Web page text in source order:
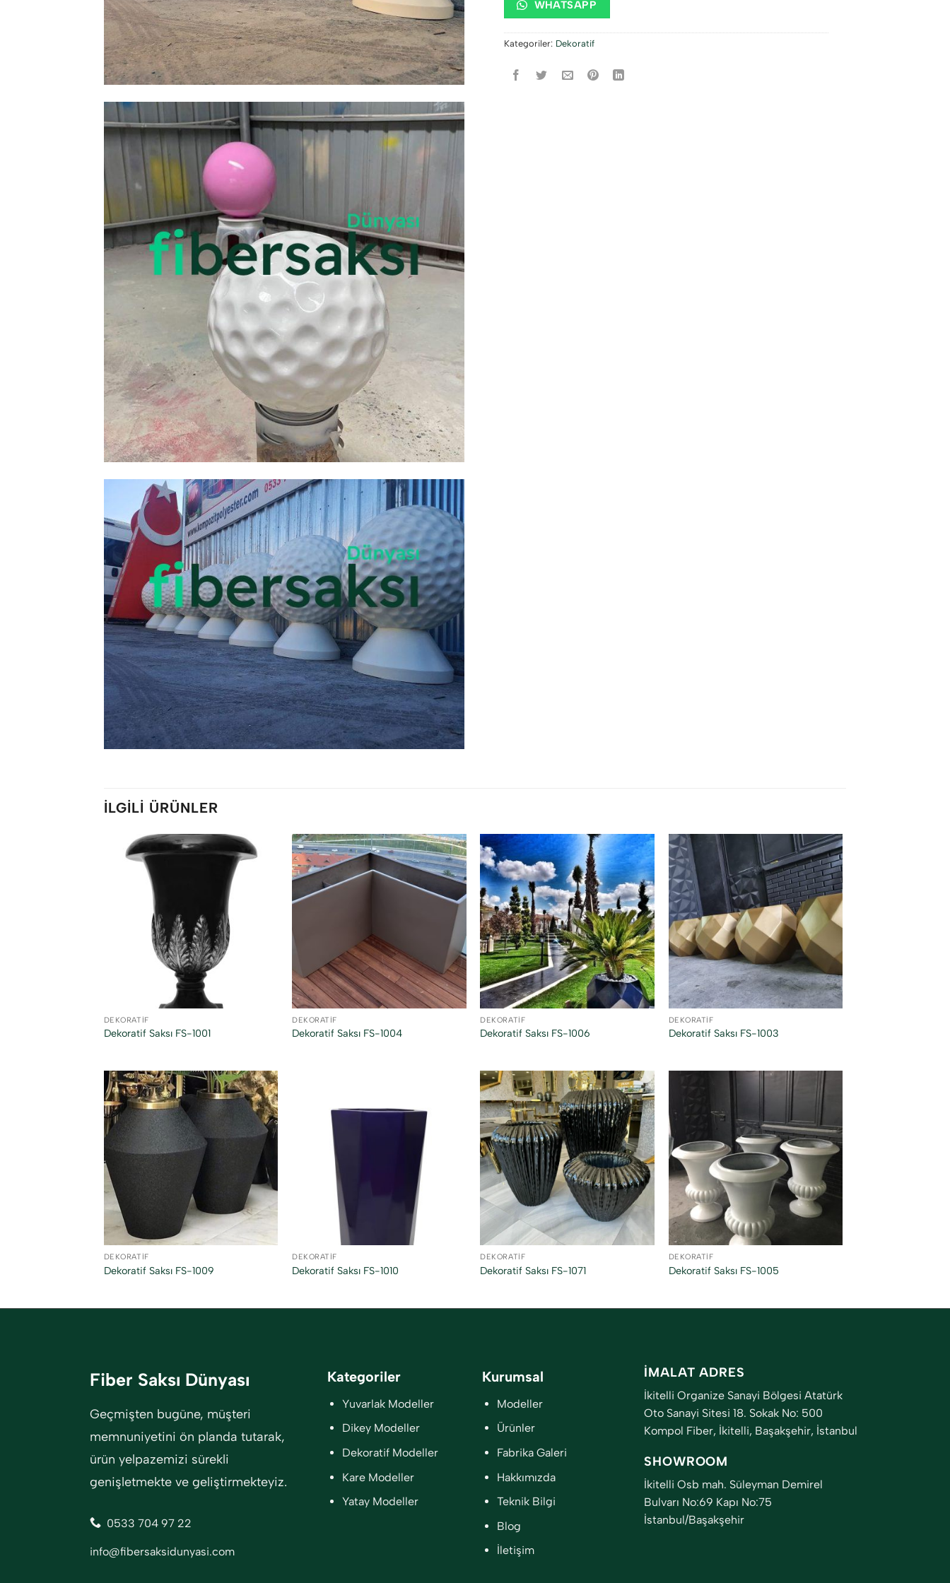
WHATSAPP
Kategoriler: Dekoratif
İLGILI ÜRÜNLER
DEKORATIF
Dekoratif Saksı FS-1001
DEKORATIF
Dekoratif Saksı FS-1004
DEKORATIF
Dekoratif Saksı FS-1006
DEKORATIF
Dekoratif Saksı FS-1003
DEKORATIF
Dekoratif Saksı FS-1009
DEKORATIF
Dekoratif Saksı FS-1010
DEKORATIF
Dekoratif Saksı FS-1071
DEKORATIF
Dekoratif Saksı FS-1005
Fiber Saksı Dünyası
Geçmişten bugüne, müşteri
memnuniyetini ön planda tutarak,
ürün yelpazemizi sürekli
genişletmekte ve geliştirmekteyiz.
0533 704 97 22
info@fibersaksidunyasi.com
Kategoriler
Yuvarlak Modeller
Dikey Modeller
Dekoratif Modeller
Kare Modeller
Yatay Modeller
Kurumsal
Modeller
Ürünler
Fabrika Galeri
Hakkımızda
Teknik Bilgi
Blog
İletişim
İMALAT ADRES
İkitelli Organize Sanayi Bölgesi Atatürk
Oto Sanayi Sitesi 18. Sokak No: 500
Kompol Fiber, İkitelli, Başakşehir, İstanbul
SHOWROOM
İkitelli Osb mah. Süleyman Demirel
Bulvarı No:69 Kapı No:75
İstanbul/Başakşehir